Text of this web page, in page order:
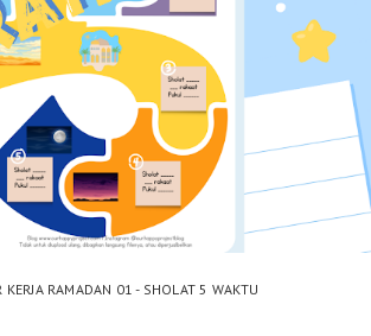
KERJA RAMADAN 01 - SHOLAT 5 WAKTU